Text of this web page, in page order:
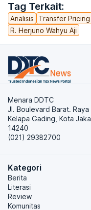
Tag Terkait:
Analisis Transfer Pricing
R. Herjuno Wahyu Aji
Menara DDTC
Jl. Boulevard Barat. Raya
Kelapa Gading, Kota
14240
(021) 29382700
Kategori
Berita
Literasi
Review
Komunitas